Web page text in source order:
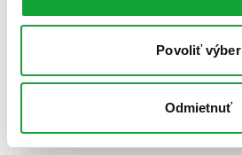
Povoliť výber
Odmietnuť